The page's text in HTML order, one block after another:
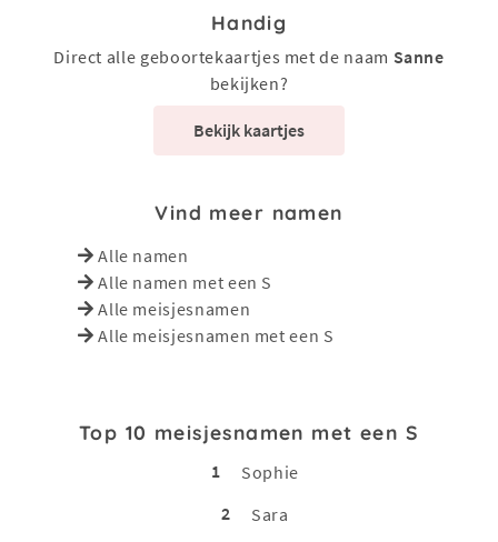
Handig
Direct alle geboortekaartjes met de naam Sanne
bekijken?
Bekijk kaartjes
Vind meer namen
Alle namen
Alle namen met een S
Alle meisjesnamen
Alle meisjesnamen met een S
Top 10 meisjesnamen met een S
1
Sophie
2
Sara